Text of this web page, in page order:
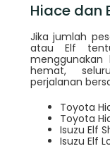
Hiace dan
Jika jumlah
atau Elf
menggunakan
hemat,
perjalanan
Toyota
Toyota
Isuzu Elf
Isuzu Elf